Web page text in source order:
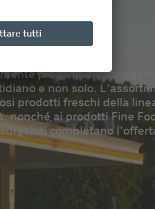
più ampio e
e non solo.
prodotti freschi della
ai prodotti Fine
completano